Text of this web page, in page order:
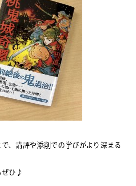
ン
お問い合わせ
、講評や添削での学びがより深まる
ぜひ♪